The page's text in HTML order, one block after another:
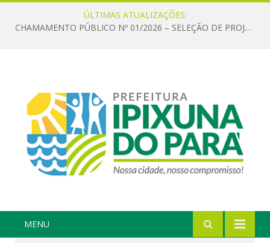
ÚLTIMAS ATUALIZAÇÕES:
CHAMAMENTO PÚBLICO Nº 01/2026 – SELEÇÃO DE PROJETOS PARA FIRMAR TERMO DE EXECUÇÃO CULTURAL COM RECURSOS DA POLÍTICA NACIONAL ALDIR BLANC DE FOMENTO À CULTURA – PNAB (LEI Nº 14.399/2022)
MENU